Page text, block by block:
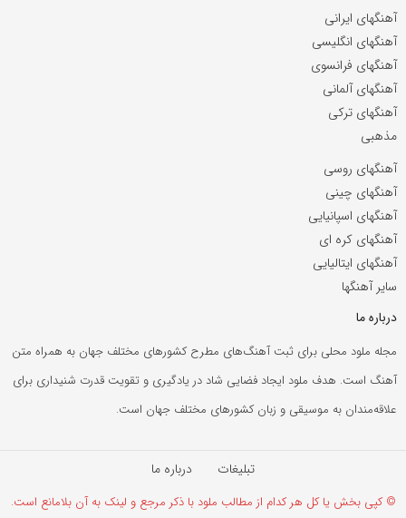
آهنگهای ایرانی
آهنگهای انگلیسی
آهنگهای فرانسوی
آهنگهای آلمانی
آهنگهای ترکی
مذهبی
آهنگهای روسی
آهنگهای چینی
آهنگهای اسپانیایی
آهنگهای کره ای
آهنگهای ایتالیایی
سایر آهنگها
درباره ما
مجله ملود محلی برای ثبت آهنگ‌های مطرح کشورهای مختلف جهان به همراه متن
آهنگ است. هدف ملود ایجاد فضایی شاد در یادگیری و تقویت قدرت شنیداری برای
علاقه‌مندان به موسیقی و زبان کشورهای مختلف جهان است.
تبلیغات درباره ما
© کپی بخش یا کل هر کدام از مطالب ملود با ذکر مرجع و لینک به آن بلامانع است.